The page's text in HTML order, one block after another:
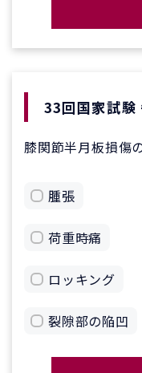
33回国家試験
膝関節半月板損傷
腫張
荷重時痛
ロッキング
裂隙部の陥凹